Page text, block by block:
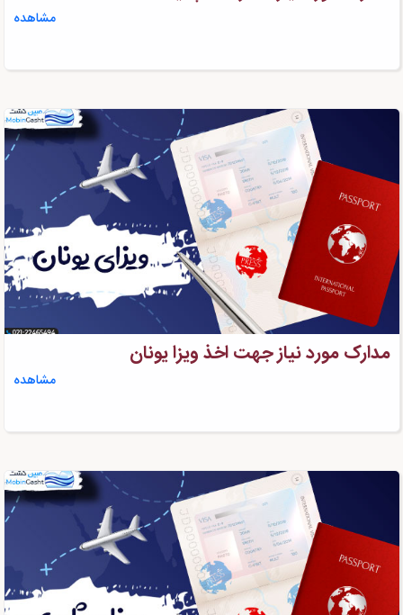
مشاهده
مدارک مورد نیاز جهت اخذ ویزا یونان
مشاهده